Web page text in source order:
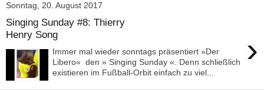
Sonntag, 20. August 2017
Singing Sunday #8: Thierry
Henry Song
›
Immer mal wieder sonntags präsentiert »Der
Libero« den » Singing Sunday «. Denn schließlich
existieren im Fußball-Orbit einfach zu viel...